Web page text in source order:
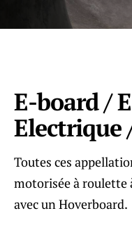
E-board /
Electrique
Toutes ces
motorisée à roulette
avec un Hoverboard.